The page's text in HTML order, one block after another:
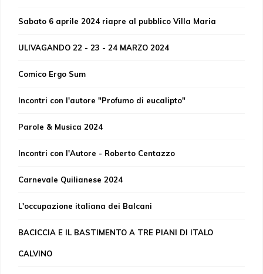
Sabato 6 aprile 2024 riapre al pubblico Villa Maria
ULIVAGANDO 22 - 23 - 24 MARZO 2024
Comico Ergo Sum
Incontri con l'autore "Profumo di eucalipto"
Parole & Musica 2024
Incontri con l'Autore - Roberto Centazzo
Carnevale Quilianese 2024
L'occupazione italiana dei Balcani
BACICCIA E IL BASTIMENTO A TRE PIANI DI ITALO
CALVINO